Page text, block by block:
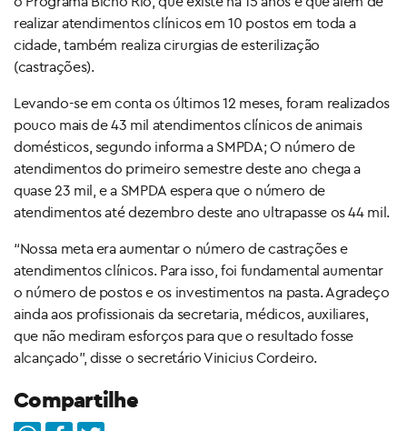
realizar atendimentos clínicos em 10 postos em toda a
cidade, também realiza cirurgias de esterilização
(castrações).
Levando-se em conta os últimos 12 meses, foram realizados
pouco mais de 43 mil atendimentos clínicos de animais
domésticos, segundo informa a SMPDA; O número de
atendimentos do primeiro semestre deste ano chega a
quase 23 mil, e a SMPDA espera que o número de
atendimentos até dezembro deste ano ultrapasse os 44 mil.
“Nossa meta era aumentar o número de castrações e
atendimentos clínicos. Para isso, foi fundamental aumentar
o número de postos e os investimentos na pasta. Agradeço
ainda aos profissionais da secretaria, médicos, auxiliares,
que não mediram esforços para que o resultado fosse
alcançado”, disse o secretário Vinicius Cordeiro.
Compartilhe